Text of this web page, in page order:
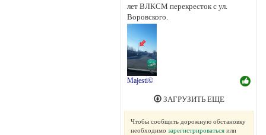
лет ВЛКСМ перекресток с ул.
Воровского.
Majesti©
ЗАГРУЗИТЬ ЕЩЕ
Чтобы сообщить дорожную обстановку
необходимо зарегистрироваться или